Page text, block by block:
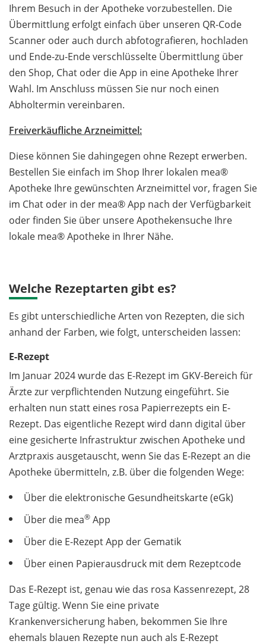
Ihrem Besuch in der Apotheke vorzubestellen. Die
Übermittlung erfolgt einfach über unseren QR-Code
Scanner oder auch durch abfotografieren, hochladen
und Ende-zu-Ende verschlüsselte Übermittlung über
den Shop, Chat oder die App in eine Apotheke Ihrer
Wahl. Im Anschluss müssen Sie nur noch einen
Abholtermin vereinbaren.
Freiverkäufliche Arzneimittel:
Diese können Sie dahingegen ohne Rezept erwerben.
Bestellen Sie einfach im Shop Ihrer lokalen mea®
Apotheke Ihre gewünschten Arzneimittel vor, fragen Sie
im Chat oder in der mea® App nach der Verfügbarkeit
oder finden Sie über unsere Apothekensuche Ihre
lokale mea® Apotheke in Ihrer Nähe.
Welche Rezeptarten gibt es?
Es gibt unterschiedliche Arten von Rezepten, die sich
anhand der Farben, wie folgt, unterscheiden lassen:
E-Rezept
Im Januar 2024 wurde das E-Rezept im GKV-Bereich für
Ärzte zur verpflichtenden Nutzung eingeführt. Sie
erhalten nun statt eines rosa Papierrezepts ein E-
Rezept. Das eigentliche Rezept wird dann digital über
eine gesicherte Infrastruktur zwischen Apotheke und
Arztpraxis ausgetauscht, wenn Sie das E-Rezept an die
Apotheke übermitteln, z.B. über die folgenden Wege:
Über die elektronische Gesundheitskarte (eGk)
Über die mea® App
Über die E-Rezept App der Gematik
Über einen Papierausdruck mit dem Rezeptcode
Das E-Rezept ist, genau wie das rosa Kassenrezept, 28
Tage gültig. Wenn Sie eine private
Krankenversicherung haben, bekommen Sie Ihre
ehemals blauen Rezepte nun auch als E-Rezept